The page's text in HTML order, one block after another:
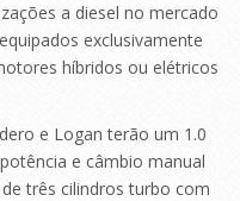
a diesel no mercado
exclusivamente
híbridos ou elétricos
e Logan terão um 1.0
e câmbio manual
três cilindros turbo com